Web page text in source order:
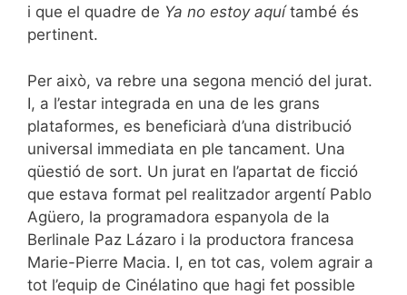
i que el quadre de Ya no estoy aquítambé és
pertinent.
Per això, va rebre una segona menció del jurat.
I, a l’estar integrada en una de les grans
plataformes, es beneficiarà d’una distribució
universal immediata en ple tancament. Una
qüestió de sort. Un jurat en l’apartat de ficció
que estava format pel realitzador argentí Pablo
Agüero, la programadora espanyola de la
Berlinale Paz Lázaro i la productora francesa
Marie-Pierre Macia. I, en tot cas, volem agrair a
tot l’equip de Cinélatino que hagi fet possible